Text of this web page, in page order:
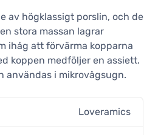
Egg Red espressokopp
av högklassigt porslin, och de
stora massan lagrar
ihåg att förvärma kopparna
koppen medföljer en assiett.
användas i mikrovågsugn.
Loveramics